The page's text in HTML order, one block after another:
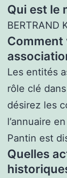
Qui est le
BERTRAND
Comment
Les entités
rôle clé
désirez les
l’annuaire
Pantin est
Quelles